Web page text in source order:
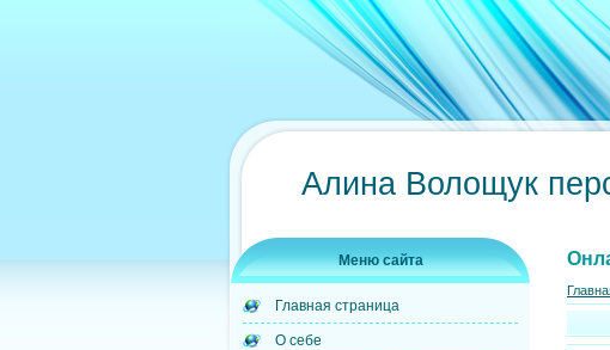
Алина Волощук
Меню сайта
Главная страница
О себе